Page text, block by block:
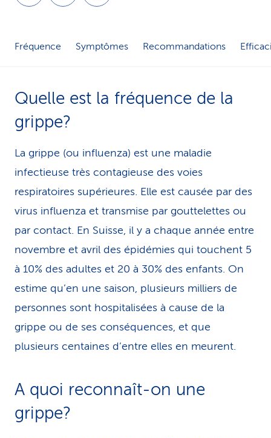
Fréquence Symptômes Recommandations
Quelle est la fréquence de la
grippe?
La grippe (ou influenza) est une maladie
infectieuse très contagieuse des voies
respiratoires supérieures. Elle est causée par des
virus influenza et transmise par gouttelettes ou
par contact. En Suisse, il y a chaque année entre
novembre et avril des épidémies qui touchent 5
à 10% des adultes et 20 à 30% des enfants. On
estime qu’en une saison, plusieurs milliers de
personnes sont hospitalisées à cause de la
grippe ou de ses conséquences, et que
plusieurs centaines d’entre elles en meurent.
A quoi reconnaît-on une
grippe?